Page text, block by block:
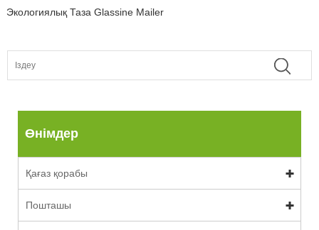
Экологиялық Таза Glassine Mailer
Өнімдер
Қағаз қорабы
Пошташы